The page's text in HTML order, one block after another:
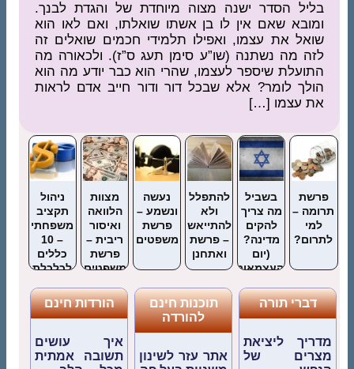
בליל הסדר ישנה מצוה מיוחדת של והגדת לבנך.
ומובא שאם אין לו בן אשתו שואלתו, ואם לאו הוא
שואל את עצמו, ואפילו תלמידי חכמים שואלים זה
לזה מה נשתנה (שו”ע סימן תעג ס”ז). ולכאורה מה
התועלת שיספר לעצמו, שהרי הוא כבר יודע מה הוא
הולך לומר? אלא שבכל דור ודור חייב אדם לראות
את עצמו […]
פרשת
תרומה –
למי
לתרום?
בשביל
מה צריך
להקים
מדינה?
(יום
העצמאות)
להתפלל
ולא
להתייאש
– פרשת
ואתחנן
נעשה
ונשמע –
פרשת
משפטים
מצוות
הלוואה
ואיסור
ריבית –
פרשת
משפטים
ניהול
תקציב
משפחתי
– 10
כללים
לכלכלת
בבית
היהודי
דברי תורה
מדריך ליציאת
מצרים של
תוכנות חינם
להורדה
אתר עזר לשינון
הורדות חינם
איך עושים
תשובה אמתית